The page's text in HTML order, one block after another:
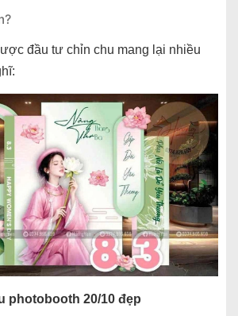
đầu tư chỉn chu mang lại nhiều
photobooth 20/10 đẹp